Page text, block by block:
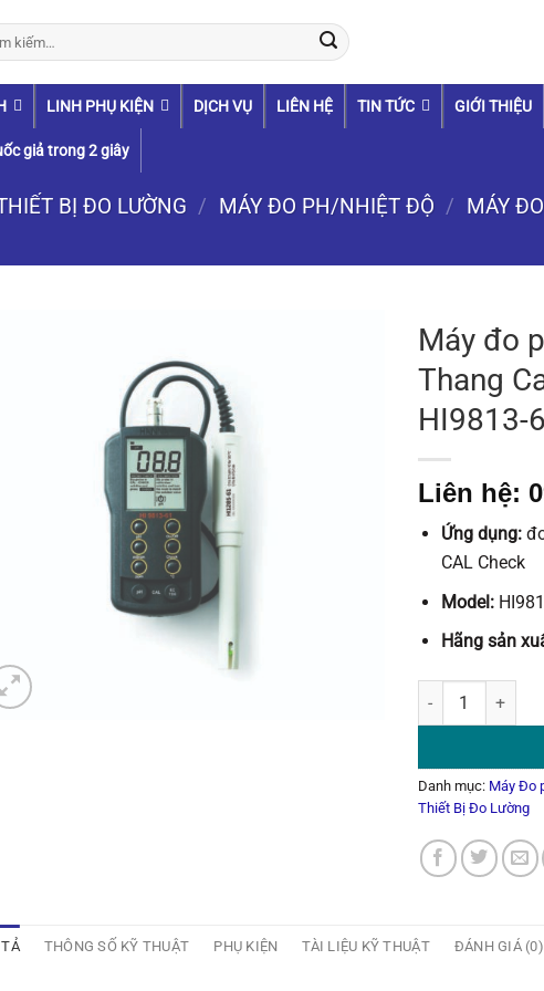
LINH PHỤ KIỆN DỊCH VỤ LIÊN HỆ TIN TỨC GIỚI THIỆU
giả trong 2 giây
BỊ ĐO LƯỜNG / MÁY ĐO PH/NHIỆT ĐỘ / MÁY
Máy đo
Thang
HI9813-
Liên hệ:
Ứng dụng:
CAL Check
Model:
Hãng sản
Máy đo pH/EC/
Danh mục: Máy Đo
Thiết Bị Đo Lường
THÔNG SỐ KỸ THUẬT PHỤ KIỆN TÀI LIỆU KỸ THUẬT ĐÁNH GIÁ (0)